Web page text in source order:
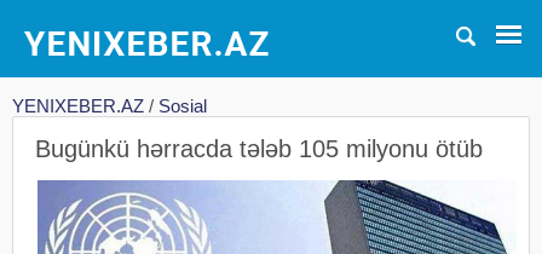
YENIXEBER.AZ / Sosial
Bugünkü hərracda tələb 105 milyonu ötüb